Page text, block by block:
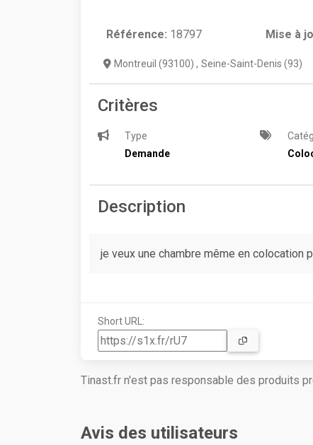
Référence: 18797 Mise à
Montreuil (93100) , Seine-Saint-Denis (93)
Critères
Type
Demande
Description
je veux une chambre même en colocation
Short URL:
Tinast.fr n'est pas responsable des produits
Avis des utilisateurs